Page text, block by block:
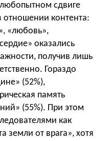
сдвиге
отношении контента:
«любовь»,
оказались
получив лишь
Гораздо
(52%),
память
(55%). При этом
как
земли от врага», хотя